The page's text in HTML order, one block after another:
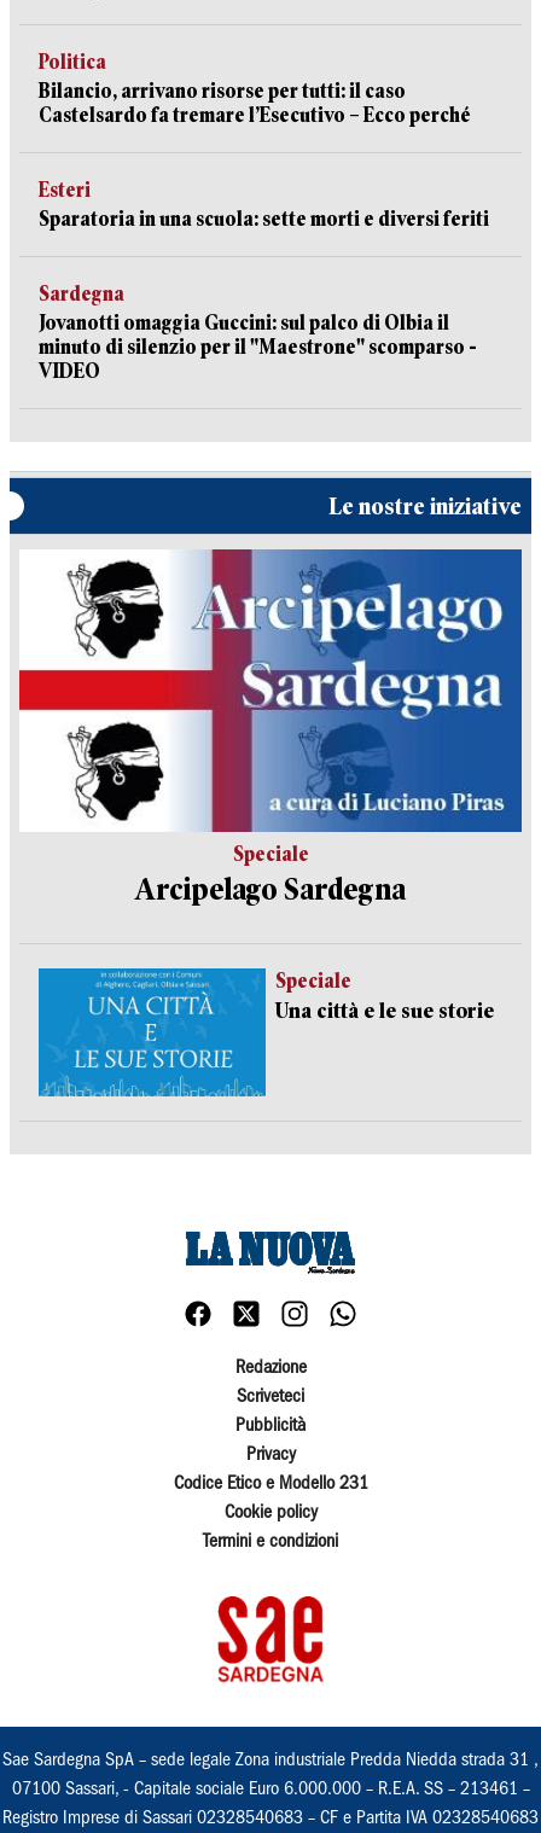
Politica
Bilancio, arrivano risorse per tutti: il caso
Castelsardo fa tremare l’Esecutivo – Ecco perché
Esteri
Sparatoria in una scuola: sette morti e diversi feriti
Sardegna
Jovanotti omaggia Guccini: sul palco di Olbia il
minuto di silenzio per il "Maestrone" scomparso -
VIDEO
Le nostre iniziative
Speciale
Arcipelago Sardegna
Speciale
Una città e le sue storie
Redazione
Scriveteci
Pubblicità
Privacy
Codice Etico e Modello 231
Cookie policy
Termini e condizioni
Sae Sardegna SpA – sede legale Zona industriale Predda Niedda strada 31 ,
07100 Sassari, - Capitale sociale Euro 6.000.000 – R.E.A. SS – 213461 –
Registro Imprese di Sassari 02328540683 – CF e Partita IVA 02328540683